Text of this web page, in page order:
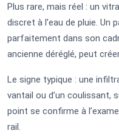
Plus rare, mais réel : un
discret à l’eau de pluie. Un
parfaitement dans son
ancienne déréglé, peut
Le signe typique : une
vantail ou d’un coulissant,
point se confirme à
rail.